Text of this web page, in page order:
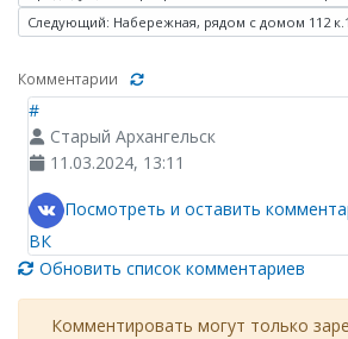
Следующий: Набережная, рядом с домом 112 к.1
Комментарии
#
Старый Архангельск
11.03.2024, 13:11
Посмотреть и оставить
ВК
Обновить список комментариев
Комментировать могут только